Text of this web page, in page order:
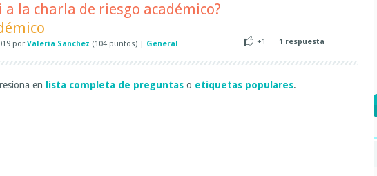
la charla de riesgo académico?
por Valeria Sanchez (104 puntos) General +1 1 respuesta
en lista completa de preguntaso etiquetas populares.